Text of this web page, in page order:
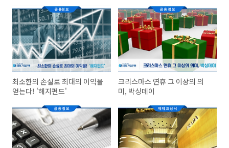
최소한의 손실로 최대의 이익을
얻는다! '헤지펀드'
크리스마스 연휴 그 이상의 의
미, 박싱데이